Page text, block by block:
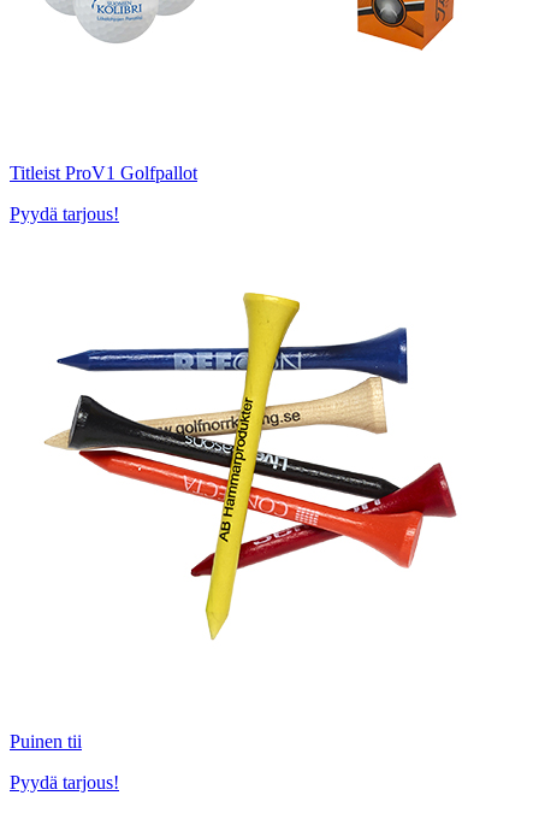
Titleist ProV1 Golfpallot
Pyydä tarjous!
Puinen tii
Pyydä tarjous!